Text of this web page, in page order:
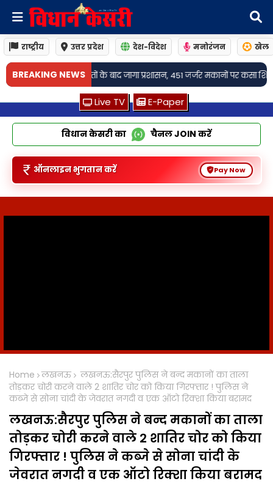
राष्ट्रीय उत्तर प्रदेश देश-विदेश मनोरंजन खेल
BREAKING NEWS
जागा प्रशासन, 451 जर्जर मकानों पर कसा शिकंजा • माफिया अतीक अहमद के
Live TV E-Paper
विधान केसरी का चैनलJOIN करें
ऑनलाइन भुगतान करें Pay Now
Home लखनऊ
लखनऊ:सैरपुर पुलिस ने बन्द मकानों का ताला
तोड़कर चोरी करने वाले 2 शातिर चोर को किया गिरफ्तार ! पुलिस ने
कब्जे से सोना चांदी के जेवरात नगदी व एक ऑटो रिक्शा किया बरामद
लखनऊ:सैरपुर पुलिस ने बन्द मकानों का ताला
तोड़कर चोरी करने वाले 2 शातिर चोर को किया
गिरफ्तार ! पुलिस ने कब्जे से सोना चांदी के
जेवरात नगदी व एक ऑटो रिक्शा किया बरामद